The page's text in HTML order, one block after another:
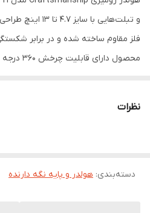
و تبلت‌هایی با
فلز مقاوم ساخته شده و در برابر
محصول
نظرات
دسته‌بندی: هولدر و پایه نگه دارنده